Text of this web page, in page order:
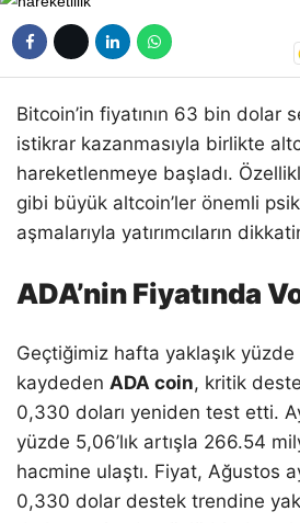
Bitcoin’in fiyatının 63 bin dolar
istikrar kazanmasıyla birlikte
hareketlenmeye başladı.
gibi büyük altcoin’ler önemli
aşmalarıyla yatırımcıların
ADA’nin Fiyatında
Geçtiğimiz hafta yaklaşık yüzde
kaydeden ADA coin, kritik
0,330 doları yeniden test etti.
yüzde 5,06’lık artışla 266.54
hacmine ulaştı. Fiyat, Ağustos
0,330 dolar destek trendine